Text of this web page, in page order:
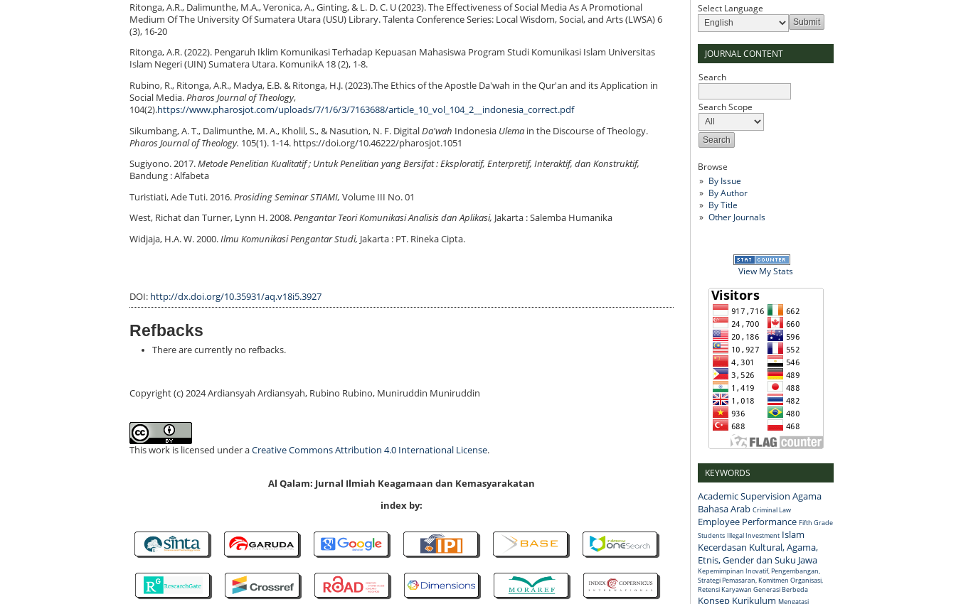
Select Language
JOURNAL CONTENT
Search
Search Scope
Browse
By Issue
By Author
By Title
Other Journals
View My Stats
KEYWORDS
Academic Supervision Agama
Bahasa Arab Criminal Law
Employee Performance Fifth Grade
Students Illegal Investment Islam
Kecerdasan Kultural, Agama,
Etnis, Gender dan Suku Jawa
Kepemimpinan Inovatif, Pengembangan,
Strategi Pemasaran, Komitmen Organisasi,
Retensi Karyawan Generasi Berbeda
Konsep Kurikulum Mengatasi
Ritonga, A.R., Dalimunthe, M.A., Veronica, A., Ginting, & L. D. C. U (2023). The Effectiveness of Social Media As A Promotional
Medium Of The University Of Sumatera Utara (USU) Library. Talenta Conference Series: Local Wisdom, Social, and Arts (LWSA) 6
(3), 16-20
Ritonga, A.R. (2022). Pengaruh Iklim Komunikasi Terhadap Kepuasan Mahasiswa Program Studi Komunikasi Islam Universitas
Islam Negeri (UIN) Sumatera Utara. KomunikA 18 (2), 1-8.
Rubino, R., Ritonga, A.R., Madya, E.B. & Ritonga, H.J. (2023).The Ethics of the Apostle Da'wah in the Qur'an and its Application in
Social Media.Pharos Journal of Theology,
104(2).https://www.pharosjot.com/uploads/7/1/6/3/7163688/article_10_vol_104_2__indonesia_correct.pdf
Sikumbang, A. T., Dalimunthe, M. A., Kholil, S., & Nasution, N. F. DigitalDa'wah Indonesia Ulema in the Discourse of Theology.
Pharos Journal of Theology. 105(1). 1-14. https://doi.org/10.46222/pharosjot.1051
Sugiyono. 2017.Metode Penelitian Kualitatif; Untuk Penelitian yang Bersifat: Eksploratif, Enterpretif, Interaktif, dan Konstruktif,
Bandung : Alfabeta
Turistiati, Ade Tuti. 2016.Prosiding Seminar STIAMI, Volume III No. 01
West, Richat dan Turner, Lynn H. 2008.Pengantar Teori Komunikasi Analisis dan Aplikasi, Jakarta : Salemba Humanika
Widjaja, H.A. W. 2000.Ilmu Komunikasi Pengantar Studi, Jakarta : PT. Rineka Cipta.
DOI: http://dx.doi.org/10.35931/aq.v18i5.3927
Refbacks
There are currently no refbacks.
Copyright (c) 2024 Ardiansyah Ardiansyah, Rubino Rubino, Muniruddin Muniruddin
This work is licensed under aCreative Commons Attribution 4.0 International License.
Al Qalam: Jurnal Ilmiah Keagamaan dan Kemasyarakatan
index by: